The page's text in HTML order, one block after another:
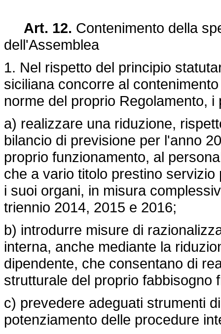
Art. 12. Contenimento della
dell'Assemblea
1. Nel rispetto del principio
siciliana concorre al
norme del proprio Regolamento,
a) realizzare una riduzione,
bilancio di previsione per l'anno
proprio funzionamento, al
che a vario titolo prestino
i suoi organi, in misura
triennio 2014, 2015 e 2016;
b) introdurre misure di
interna, anche mediante la
dipendente, che consentano di
strutturale del proprio fabbisogno
c) prevedere adeguati strumenti
potenziamento delle procedure